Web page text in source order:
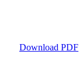
Download PDF